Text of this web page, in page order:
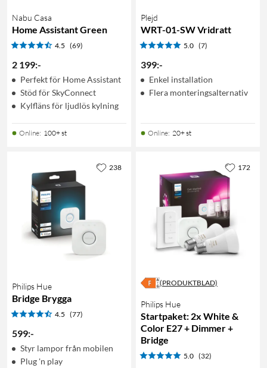
Nabu Casa
Home Assistant Green
4.5 (69)
2 199:-
Perfekt för Home Assistant
Stöd för SkyConnect
Kylfläns för ljudlös kylning
Online: 100+ st
Plejd
WRT-01-SW Vridratt
5.0 (7)
399:-
Enkel installation
Flera monteringsalternativ
Online: 20+ st
Philips Hue
Bridge Brygga
4.5 (77)
599:-
Styr lampor från mobilen
Plug 'n play
238
(PRODUKTBLAD)
Philips Hue
Startpaket: 2x White &
Color E27 + Dimmer +
Bridge
5.0 (32)
172